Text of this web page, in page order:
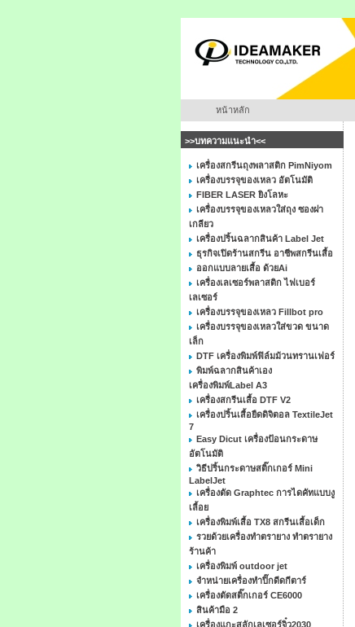
หน้าหลัก
>>บทความแนะนำ<<
เครื่องสกรีนถุงพลาสติก PimNiyom
เครื่องบรรจุของเหลว อัตโนมัติ
FIBER LASER ยิงโลหะ
เครื่องบรรจุของเหลวใส่ถุง ซองฝา
เกลียว
เครื่องปริ้นฉลากสินค้า Label Jet
ธุรกิจเปิดร้านสกรีน อาชีพสกรีนเสื้อ
ออกแบบลายเสื้อ ด้วยAi
เครื่องเลเซอร์พลาสติก ไฟเบอร์
เลเซอร์
เครื่องบรรจุของเหลว Fillbot pro
เครื่องบรรจุของเหลวใส่ขวด ขนาด
เล็ก
DTF เครื่องพิมพ์ฟิล์มม้วนทรานเฟอร์
พิมพ์ฉลากสินค้าเอง
เครื่องพิมพ์Label A3
เครื่องสกรีนเสื้อ DTF V2
เครื่องปริ้นเสื้อยืดดิจิตอล TextileJet
7
Easy Dicut เครื่องป้อนกระดาษ
อัตโนมัติ
วิธีปริ้นกระดาษสติ๊กเกอร์ Mini
LabelJet
เครื่องตัด Graphtec การไดคัทแบบงู
เลื้อย
เครื่องพิมพ์เสื้อ TX8 สกรีนเสื้อเด็ก
รวยด้วยเครื่องทำตรายาง ทำตรายาง
ร้านค้า
เครื่องพิมพ์ outdoor jet
จำหน่ายเครื่องทำปิ๊กดีดกีตาร์
เครื่องตัดสติ๊กเกอร์ CE6000
สินค้ามือ 2
เครื่องแกะสลักเลเซอร์จิ๋ว2030